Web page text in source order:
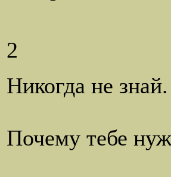
над
2
Никогда не
Почему тебе